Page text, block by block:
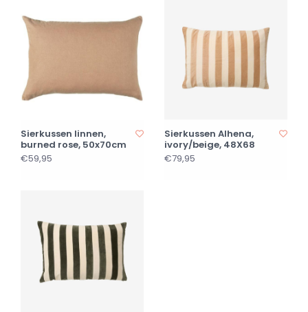
Sierkussen linnen,
burned rose, 50x70cm
€59,95
Sierkussen Alhena,
ivory/beige, 48X68
€79,95